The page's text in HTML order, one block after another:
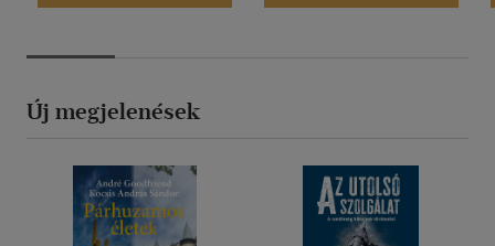
Új megjelenések